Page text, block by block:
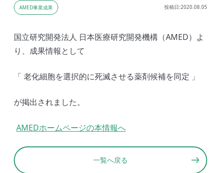
AMED事業成果 投稿日:2020.08.05
国立研究開発法人 日本医療研究開発機構（AMED）よ
り、成果情報として
「 老化細胞を選択的に死滅させる薬剤候補を同定 」
が掲出されました。
AMEDホームページの本情報へ
一覧へ戻る